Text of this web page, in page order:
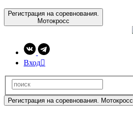
Регистрация на соревнования.
Мотокросс
Вход
Регистрация на соревнования. Мотокросс